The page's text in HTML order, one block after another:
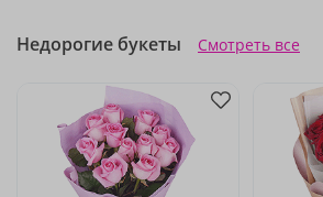
Недорогие букеты Смотреть все